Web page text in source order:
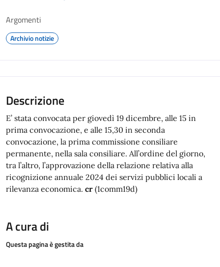
Argomenti
Archivio notizie
Descrizione
E’ stata convocata per giovedì 19 dicembre, alle 15 in
prima convocazione, e alle 15,30 in seconda
convocazione, la prima commissione consiliare
permanente, nella sala consiliare. All’ordine del giorno,
tra l’altro, l’approvazione della relazione relativa alla
ricognizione annuale 2024 dei servizi pubblici locali a
rilevanza economica. cr (1comm19d)
A cura di
Questa pagina è gestita da